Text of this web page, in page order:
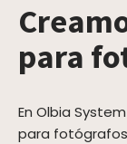
para
En Olbia
para fotógrafos